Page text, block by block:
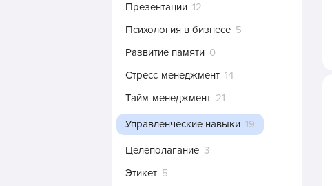
Презентации 12
Психология в бизнесе 5
Развитие памяти 0
Стресс-менеджмент 14
Тайм-менеджмент 21
Управленческие навыки 19
Целеполагание 3
Этикет 5